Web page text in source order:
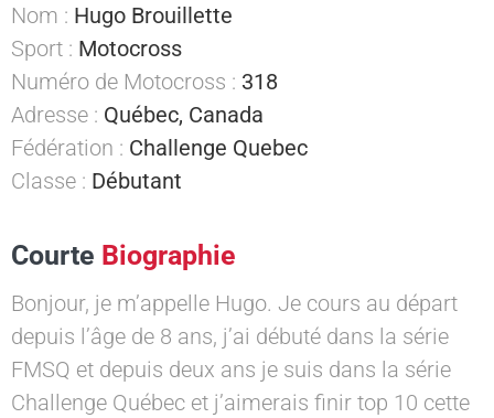
Nom : Hugo Brouillette
Sport : Motocross
Numéro de Motocross : 318
Adresse : Québec, Canada
Fédération : Challenge Quebec
Classe : Débutant
Courte Biographie
Bonjour, je m’appelle Hugo. Je cours au départ
depuis l’âge de 8 ans, j’ai débuté dans la série
FMSQ et depuis deux ans je suis dans la série
Challenge Québec et j’aimerais finir top 10 cette